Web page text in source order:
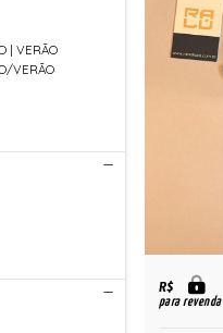
| VERÃO
VERÃO
R$
para revenda